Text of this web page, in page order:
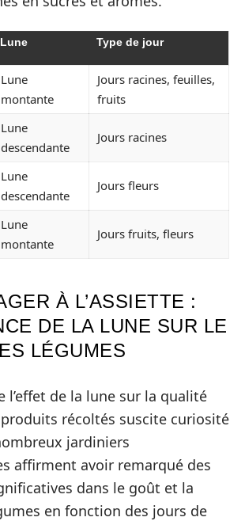
Lune Type de jour
Lune
montante
Jours racines, feuilles,
fruits
Lune
descendante
Jours racines
Lune
descendante
Jours fleurs
Lune
montante
Jours fruits, fleurs
À L’ASSIETTE :
DE LA LUNE SUR LE
LÉGUMES
l’effet de la lune sur la qualité
récoltés suscite curiosité
jardiniers
affirment avoir remarqué des
dans le goût et la
en fonction des jours de